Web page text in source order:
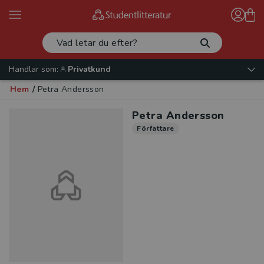
Handlar som:
Privatkund
Hem / Petra Andersson
Petra Andersson
Författare